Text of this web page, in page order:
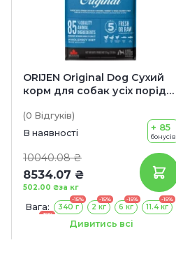
ORIJEN Original Dog Сухий
корм для собак усіх порід
куркою, індичкою та
оселедцем)
(0 Відгуків)
В наявності
10040.08 ₴
8534.07 ₴
за кг
502.00 ₴
+ 85
бонусів
Вага:
-15%
340 г
-15%
2 кг
-15%
6 кг
-15%
11.4 кг
-15%
Дивитись всі